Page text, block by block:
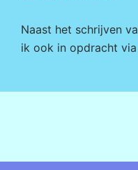
Naast het schrijven
ik ook in opdracht